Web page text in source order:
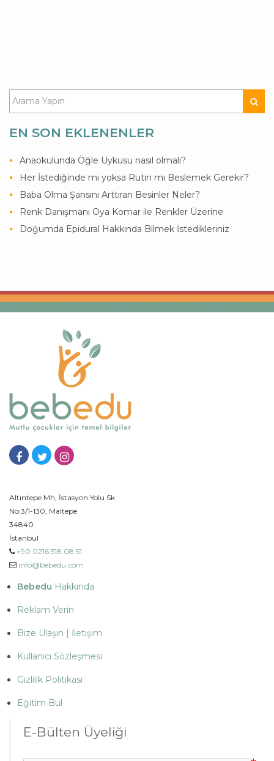
EN SON EKLENENLER
Anaokulunda Öğle Uykusu nasıl olmalı?
Her İstediğinde mi yoksa Rutin mi Beslemek Gerekir?
Baba Olma Şansını Arttıran Besinler Neler?
Renk Danışmanı Oya Komar ile Renkler Üzerine
Doğumda Epidural Hakkında Bilmek İstedikleriniz
Altıntepe Mh, İstasyon Yolu Sk
No:3/1-130, Maltepe
34840
İstanbul
+90 0216 518 08 51
info@bebedu.com
Bebedu Hakkında
Reklam Verin
Bize Ulaşın | İletişim
Kullanıcı Sözleşmesi
Gizlilik Politikası
Eğitim Bul
E-Bülten Üyeliği